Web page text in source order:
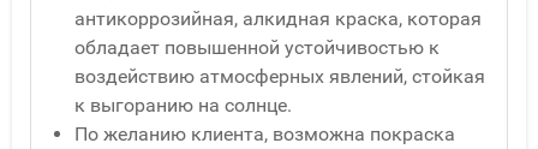
антикоррозийная, алкидная краска, которая
обладает повышенной устойчивостью к
воздействию атмосферных явлений, стойкая
к выгоранию на солнце.
По желанию клиента, возможна покраска